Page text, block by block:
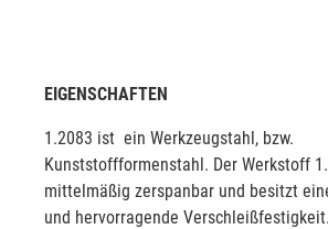
EIGENSCHAFTEN
1.2083 ist ein Werkzeugstahl, bzw.
Kunststoffformenstahl. Der Werkstoff
mittelmäßig zerspanbar und besitzt
und hervorragende